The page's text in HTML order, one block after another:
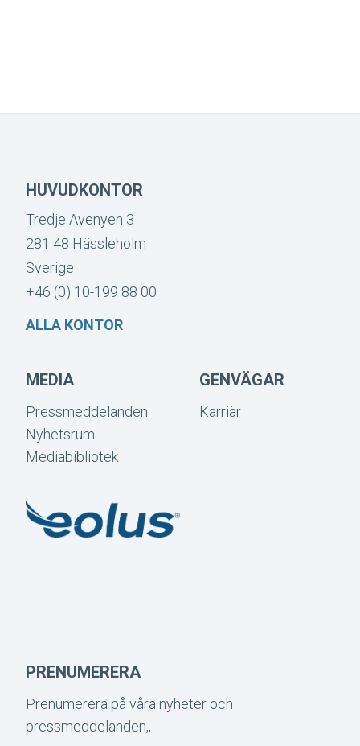
HUVUDKONTOR
Tredje Avenyen 3
281 48 Hässleholm
Sverige
+46 (0) 10-199 88 00
ALLA KONTOR
MEDIA
Pressmeddelanden
Nyhetsrum
Mediabibliotek
GENVÄGAR
Karriär
PRENUMERERA
Prenumerera på våra nyheter och
pressmeddelanden,,